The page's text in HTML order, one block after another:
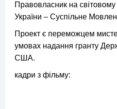
Правовласник на світовому
України – Суспільне
Проект є переможцем
умовах надання гранту
США.
кадри з фільму: